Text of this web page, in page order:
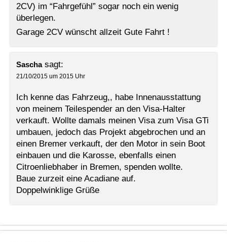
2CV) im “Fahrgefühl” sogar noch ein wenig
überlegen.
Garage 2CV wünscht allzeit Gute Fahrt !
Sascha sagt:
21/10/2015 um 2015 Uhr
Ich kenne das Fahrzeug,, habe Innenausstattung
von meinem Teilespender an den Visa-Halter
verkauft. Wollte damals meinen Visa zum Visa GTi
umbauen, jedoch das Projekt abgebrochen und an
einen Bremer verkauft, der den Motor in sein Boot
einbauen und die Karosse, ebenfalls einen
Citroenliebhaber in Bremen, spenden wollte.
Baue zurzeit eine Acadiane auf.
Doppelwinklige Grüße